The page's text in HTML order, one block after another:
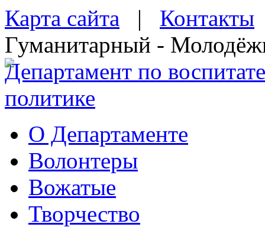
Карта сайта | Контакты
Гуманитарный -
Департамент по
политике
О Департаменте
Волонтеры
Вожатые
Творчество